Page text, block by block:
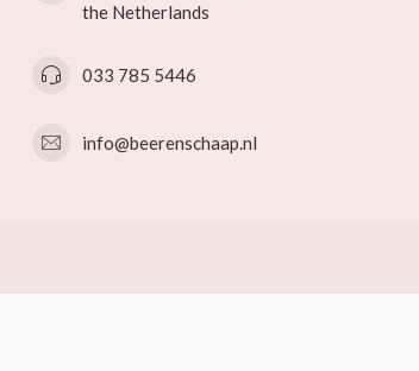
the Netherlands
033 785 5446
info@beerenschaap.nl